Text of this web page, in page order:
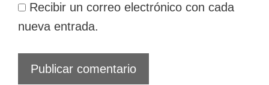
Recibir un correo electrónico con cada
nueva entrada.